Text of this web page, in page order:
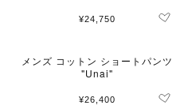
¥24,750
メンズ コットン ショートパンツ
"Unai"
¥26,400